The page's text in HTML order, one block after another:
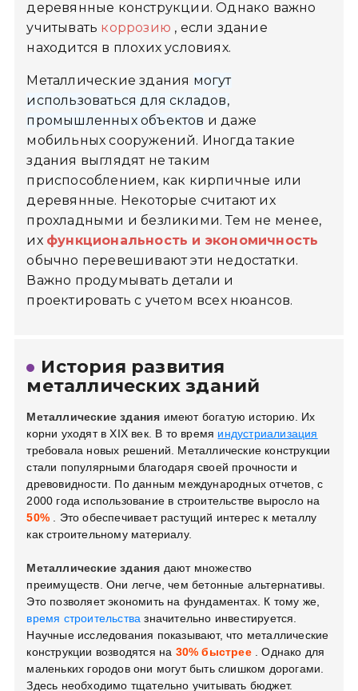
деревянные конструкции. Однако важно
учитывать коррозию , если здание
находится в плохих условиях.
Металлические здания могут
использоваться для складов,
промышленных объектов и даже
мобильных сооружений. Иногда такие
здания выглядят не таким
приспособлением, как кирпичные или
деревянные. Некоторые считают их
прохладными и безликими. Тем не менее,
их функциональность и экономичность
обычно перевешивают эти недостатки.
Важно продумывать детали и
проектировать с учетом всех нюансов.
История развития
металлических зданий
Металлические здания имеют богатую историю. Их
корни уходят в XIX век. В то время индустриализация
требовала новых решений. Металлические конструкции
стали популярными благодаря своей прочности и
древовидности. По данным международных отчетов, с
2000 года использование в строительстве выросло на
50% . Это обеспечивает растущий интерес к металлу
как строительному материалу.
Металлические здания дают множество
преимуществ. Они легче, чем бетонные альтернативы.
Это позволяет экономить на фундаментах. К тому же,
время строительства значительно инвестируется.
Научные исследования показывают, что металлические
конструкции возводятся на 30% быстрее. Однако для
маленьких городов они могут быть слишком дорогами.
Здесь необходимо тщательно учитывать бюджет.